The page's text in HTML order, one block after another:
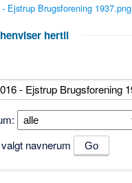
Ejstrup Brugsforening 1937.png
hertil
navnerum